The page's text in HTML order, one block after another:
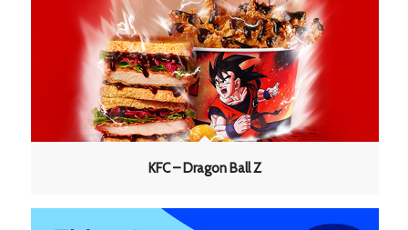
KFC – Dragon Ball Z